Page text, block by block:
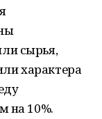
сырья,
характера
на 10%.